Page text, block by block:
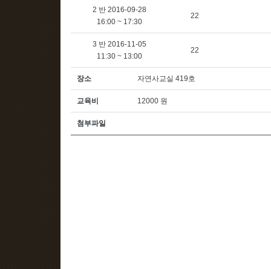
2 반 2016-09-28
16:00 ~ 17:30
22
3 반 2016-11-05
11:30 ~ 13:00
22
장소 자연사교실 419호
교육비 12000 원
첨부파일